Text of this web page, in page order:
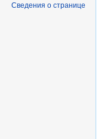
Сведения о странице